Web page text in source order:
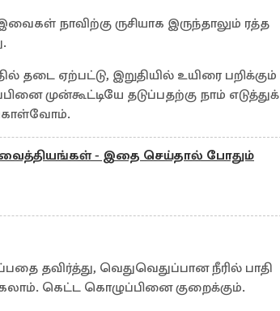
நாவிற்கு ருசியாக இருந்தாலும் ரத்த
தடை ஏற்பட்டு, இறுதியில் உயிரை பறிக்கும்
முன்கூட்டியே தடுப்பதற்கு நாம் எடுத்துக்
வைத்தியங்கள் - இதை செய்தால் போதும்
தவிர்த்து, வெதுவெதுப்பான நீரில் பாதி
கெட்ட கொழுப்பினை குறைக்கும்.